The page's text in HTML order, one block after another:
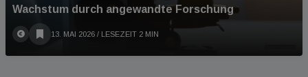
Wachstum durch angewandte Forschung
13. MAI 2026 / LESEZEIT 2 MIN